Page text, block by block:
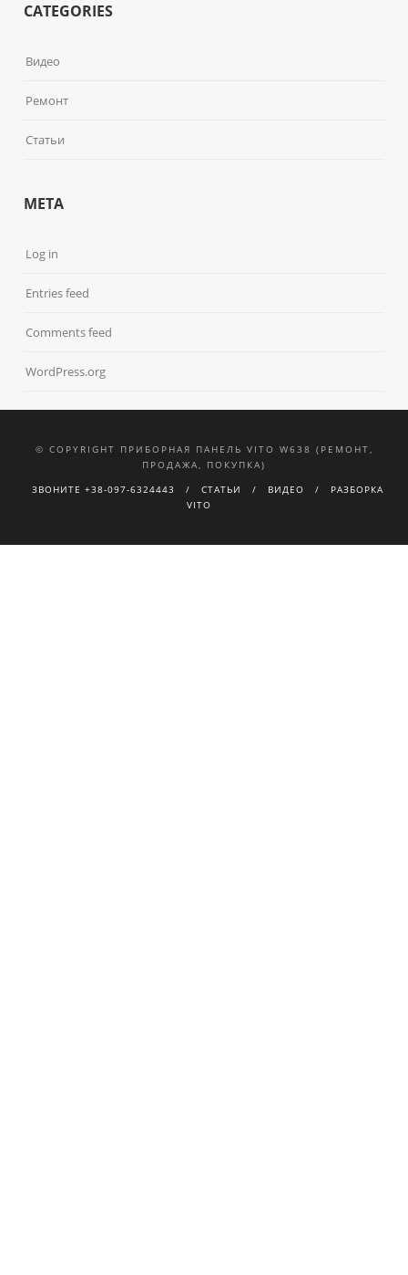
CATEGORIES
Видео
Ремонт
Статьи
META
Log in
Entries feed
Comments feed
WordPress.org
© COPYRIGHT ПРИБОРНАЯ ПАНЕЛЬ VITO W638 (РЕМОНТ,
ПРОДАЖА, ПОКУПКА)
ЗВОНИТЕ +38-097-6324443
СТАТЬИ ВИДЕО
РАЗБОРКА
VITO